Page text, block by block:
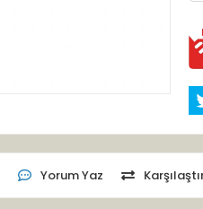
Yorum Yaz